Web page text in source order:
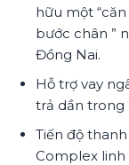
hữu một
bước chân ”
Đồng Nai.
Hỗ trợ vay
trả dần trong
Tiến độ
Complex